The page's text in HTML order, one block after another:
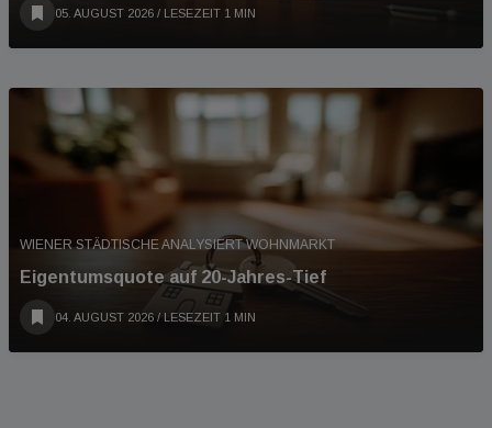
05. AUGUST 2026 / LESEZEIT 1 MIN
WIENER STÄDTISCHE ANALYSIERT WOHNMARKT
Eigentumsquote auf 20-Jahres-Tief
04. AUGUST 2026 / LESEZEIT 1 MIN